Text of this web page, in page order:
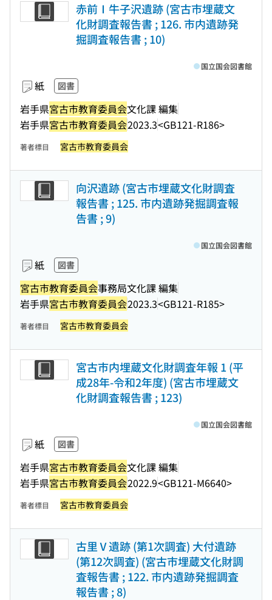
赤前Ⅰ牛子沢遺跡 (宮古市埋蔵文
化財調査報告書 ; 126. 市内遺跡発
掘調査報告書 ; 10)
紙 図書
岩手県宮古市教育委員会文化課 編集
岩手県宮古市教育委員会2023.3<GB121-R186>
国立国会図書館
著者標目 宮古市教育委員会
向沢遺跡 (宮古市埋蔵文化財調査
報告書 ; 125. 市内遺跡発掘調査報
告書 ; 9)
紙 図書
宮古市教育委員会事務局文化課 編集
岩手県宮古市教育委員会2023.3<GB121-R185>
国立国会図書館
著者標目 宮古市教育委員会
宮古市内埋蔵文化財調査年報 1 (平
成28年-令和2年度) (宮古市埋蔵文
化財調査報告書 ; 123)
紙 図書
岩手県宮古市教育委員会文化課 編集
岩手県宮古市教育委員会2022.9<GB121-M6640>
国立国会図書館
著者標目 宮古市教育委員会
古里Ⅴ遺跡 (第1次調査) 大付遺跡
(第12次調査) (宮古市埋蔵文化財調
査報告書 ; 122. 市内遺跡発掘調査
報告書 ; 8)